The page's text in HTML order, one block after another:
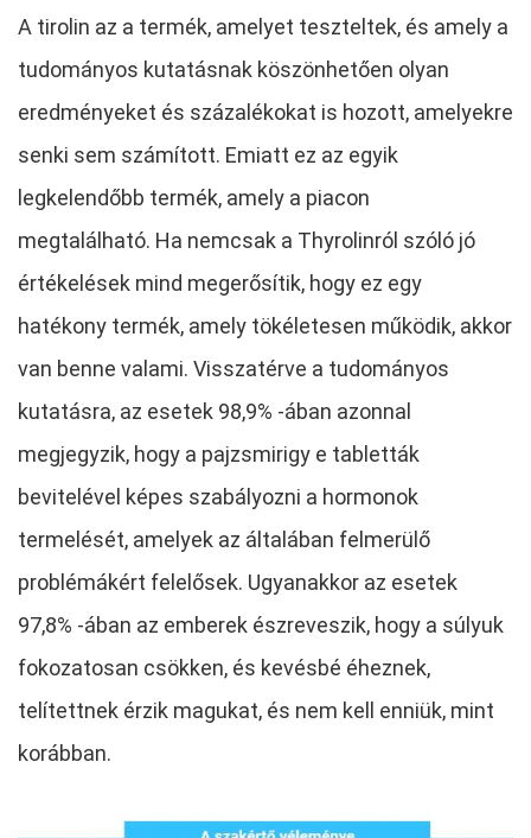
A tirolin az a termék, amelyet teszteltek, és amely a
tudományos kutatásnak köszönhetően olyan
eredményeket és százalékokat is hozott, amelyekre
senki sem számított. Emiatt ez az egyik
legkelendőbb termék, amely a piacon
megtalálható. Ha nemcsak a Thyrolinról szóló jó
értékelések mind megerősítik, hogy ez egy
hatékony termék, amely tökéletesen működik, akkor
van benne valami. Visszatérve a tudományos
kutatásra, az esetek 98,9% -ában azonnal
megjegyzik, hogy a pajzsmirigy e tabletták
bevitelével képes szabályozni a hormonok
termelését, amelyek az általában felmerülő
problémákért felelősek. Ugyanakkor az esetek
97,8% -ában az emberek észreveszik, hogy a súlyuk
fokozatosan csökken, és kevésbé éheznek,
telítettnek érzik magukat, és nem kell enniük, mint
korábban.